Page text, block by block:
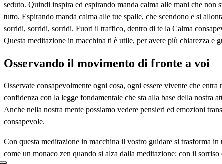
seduto. Quindi inspira ed espirando manda calma alle mani che
tutto. Espirando manda calma alle tue spalle, che scendono e si
sorridi, sorridi, sorridi. Fuori il traffico, dentro di te la Calma
Questa meditazione in macchina ti è utile, per avere più chiarezza e
Osservando il movimento di fronte a voi
Osservate consapevolmente ogni cosa, ogni essere vivente che
confidenza con la legge fondamentale che sta alla base della nostra
Anche nella nostra mente possiamo vedere pensieri ed emozioni
consapevole.
Con questa meditazione in macchina il vostro guidare si trasforma
come un monaco zen quando si alza dalla meditazione: con il